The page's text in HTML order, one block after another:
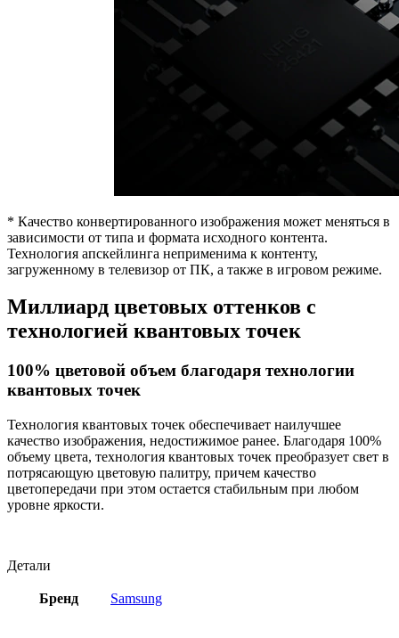
* Качество конвертированного изображения может меняться в
зависимости от типа и формата исходного контента.
Технология апскейлинга неприменима к контенту,
загруженному в телевизор от ПК, а также в игровом режиме.
Миллиард цветовых оттенков с
технологией квантовых точек
100% цветовой объем благодаря технологии
квантовых точек
Технология квантовых точек обеспечивает наилучшее
качество изображения, недостижимое ранее. Благодаря 100%
объему цвета, технология квантовых точек преобразует свет в
потрясающую цветовую палитру, причем качество
цветопередачи при этом остается стабильным при любом
уровне яркости.
Детали
Бренд Samsung